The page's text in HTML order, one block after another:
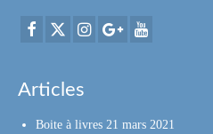
Articles
Boite à livres 21 mars 2021